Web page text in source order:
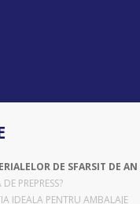
DE SFARSIT DE AN
PREPRESS?
IDEALA PENTRU AMBALAJE